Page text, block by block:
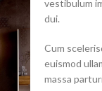
vestibulum
dui.
Cum
euismod
massa